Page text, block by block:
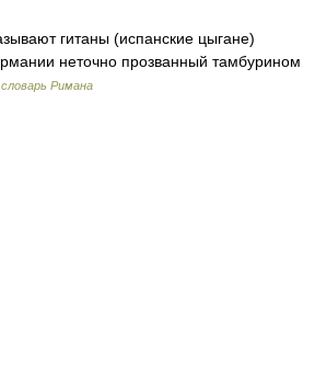
гитаны (испанские цыгане)
неточно прозванный тамбурином
Римана